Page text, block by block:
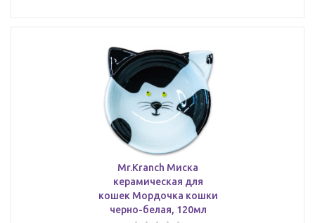
Mr.Kranch Миска
керамическая для
кошек Мордочка кошки
черно-белая, 120мл